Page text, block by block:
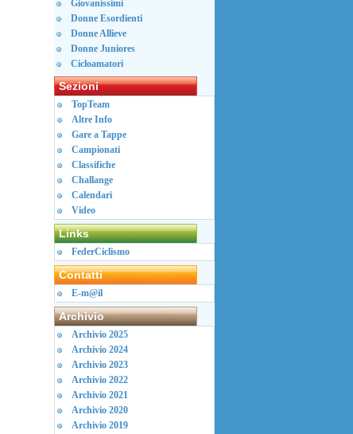
Giovanissimi
Donne Esordienti
Donne Allieve
Donne Juniores
Cicloamatori
Sezioni
TopTeam
Altre Info
Gare a Tappe
Campionati
Classifiche
Challange
Calendari
Video
Links
FederCiclismo
Contatti
E-m@il
Archivio
Archivio 2025
Archivio 2024
Archivio 2023
Archivio 2022
Archivio 2021
Archivio 2020
Archivio 2019